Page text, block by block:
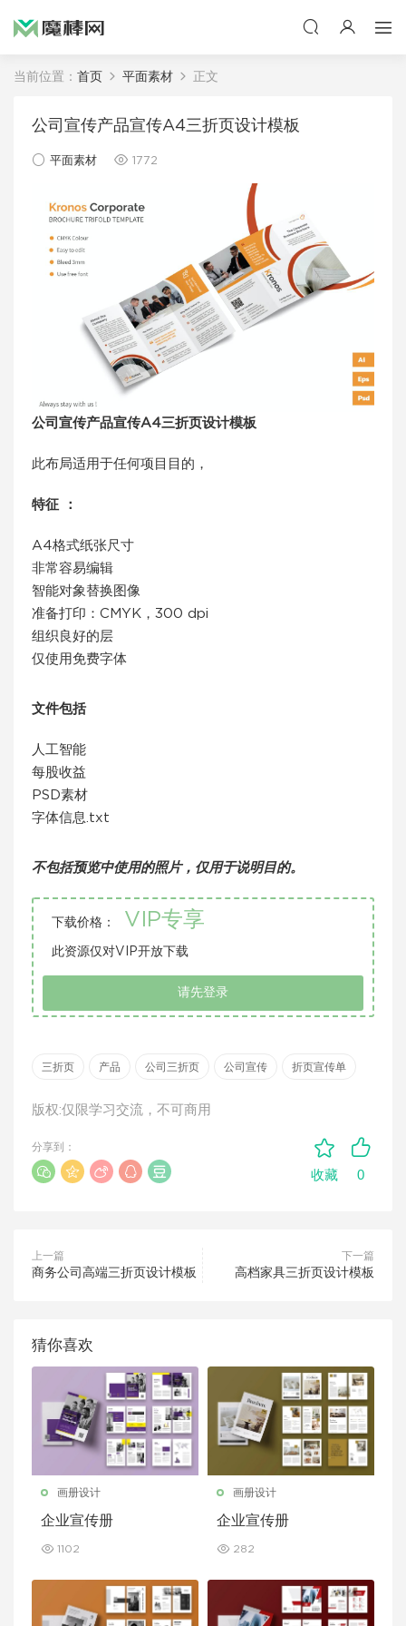
当前位置： 首页 平面素材 正文
公司宣传产品宣传A4三折页设计模板
平面素材 1772
公司宣传产品宣传A4三折页设计模板
此布局适用于任何项目目的，
特征 ：
A4格式纸张尺寸
非常容易编辑
智能对象替换图像
准备打印：CMYK，300 dpi
组织良好的层
仅使用免费字体
文件包括
人工智能
每股收益
PSD素材
字体信息.txt
不包括预览中使用的照片，仅用于说明目的。
下载价格： VIP专享
此资源仅对VIP开放下载
请先登录
三折页 产品 公司三折页 公司宣传 折页宣传单
版权:仅限学习交流，不可商用
收藏 0
分享到：
上一篇
商务公司高端三折页设计模板
下一篇
高档家具三折页设计模板
猜你喜欢
画册设计
企业宣传册
1102
画册设计
企业宣传册
282